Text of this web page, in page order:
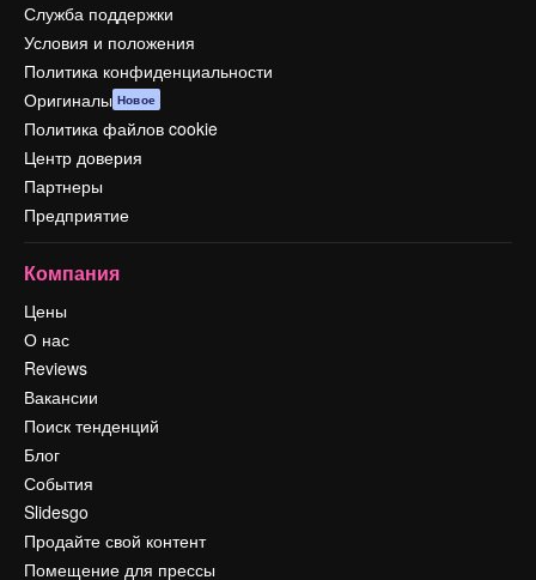
Служба поддержки
Условия и положения
Политика конфиденциальности
Оригиналы Новое
Политика файлов cookie
Центр доверия
Партнеры
Предприятие
Компания
Цены
О нас
Reviews
Вакансии
Поиск тенденций
Блог
События
Slidesgo
Продайте свой контент
Помещение для прессы